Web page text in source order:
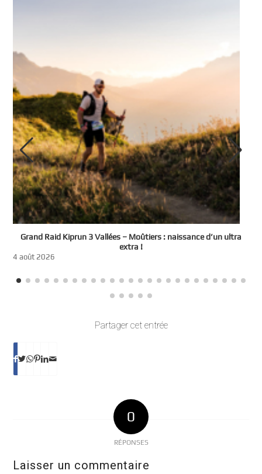
Grand Raid Kiprun 3 Vallées – Moûtiers : naissance d’un ultra
extra !
4 août 2026
Partager cet entrée
0
RÉPONSES
Laisser un commentaire